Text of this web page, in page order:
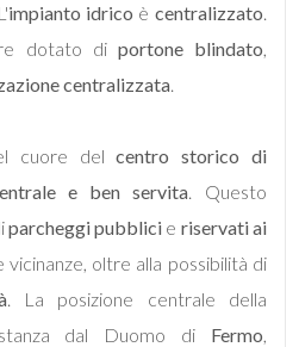
impianto idrico è centralizzato.
dotato di portone blindato,
centralizzata.
cuore delcentro storico di
e ben servita. Questo
parcheggi pubblici e riservati ai
vicinanze, oltre alla possibilità di
. La posizione centrale della
dal Duomo di Fermo,